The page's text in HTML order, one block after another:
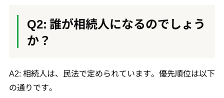
Q2: 誰が相続人になるのでしょう
か？
A2: 相続人は、民法で定められています。優先順位は以下
の通りです。